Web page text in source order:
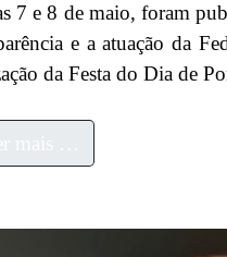
7 e 8 de maio, foram
e a atuação da
da Festa do Dia de